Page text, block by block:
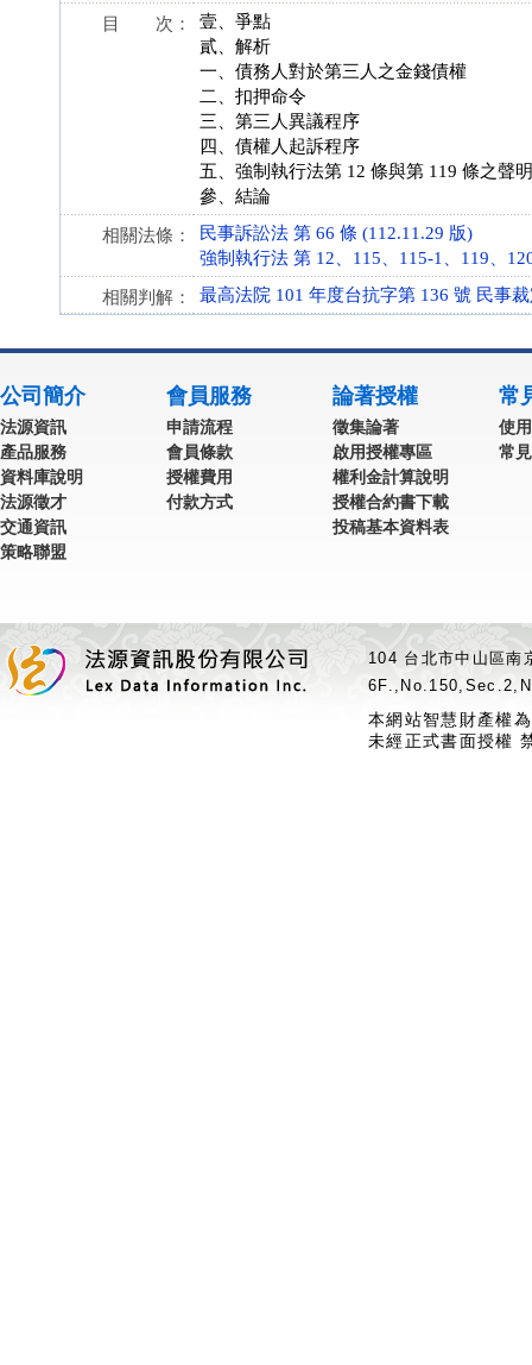
目 次：
壹、爭點
貳、解析
一、債務人對於第三人之金錢債權
二、扣押命令
三、第三人異議程序
四、債權人起訴程序
五、強制執行法第 12 條與第 119 條之聲
參、結論
相關法條：
民事訴訟法 第 66 條 (112.11.29 版)
強制執行法 第 12、115、115-1、119、
相關判解： 最高法院 101 年度台抗字第 136 號 民事
公司簡介
法源資訊
產品服務
資料庫說明
法源徵才
交通資訊
策略聯盟
會員服務
申請流程
會員條款
授權費用
付款方式
論著授權
徵集論著
啟用授權專區
權利金計算說明
授權合約書下載
投稿基本資料表
常
使
常
104 台北市中山區
本網站智慧財產權
未經正式書面授權